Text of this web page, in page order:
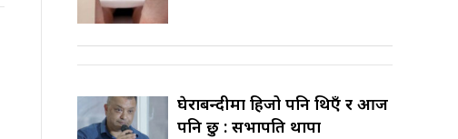
घेराबन्दीमा हिजो पनि थिएँ र आज
पनि छु : सभापति थापा